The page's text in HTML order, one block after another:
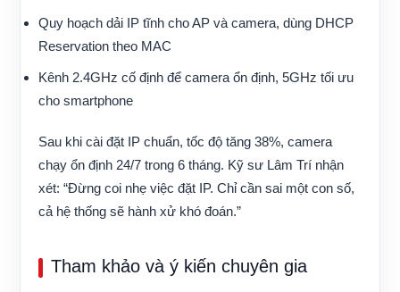
Quy hoạch dải IP tĩnh cho AP và camera, dùng DHCP
Reservation theo MAC
Kênh 2.4GHz cố định để camera ổn định, 5GHz tối ưu
cho smartphone
Sau khi cài đặt IP chuẩn, tốc độ tăng 38%, camera
chạy ổn định 24/7 trong 6 tháng. Kỹ sư Lâm Trí nhận
xét: “Đừng coi nhẹ việc đặt IP. Chỉ cần sai một con số,
cả hệ thống sẽ hành xử khó đoán.”
Tham khảo và ý kiến chuyên gia